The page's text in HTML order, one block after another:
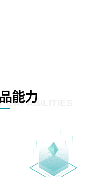
能力
CAPABILITIES